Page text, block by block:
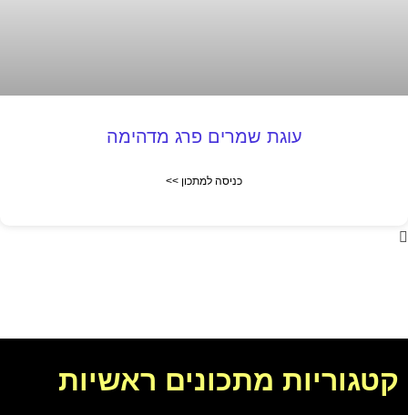
עוגת שמרים פרג מדהימה
כניסה למתכון >>
קטגוריות מתכונים ראשיות